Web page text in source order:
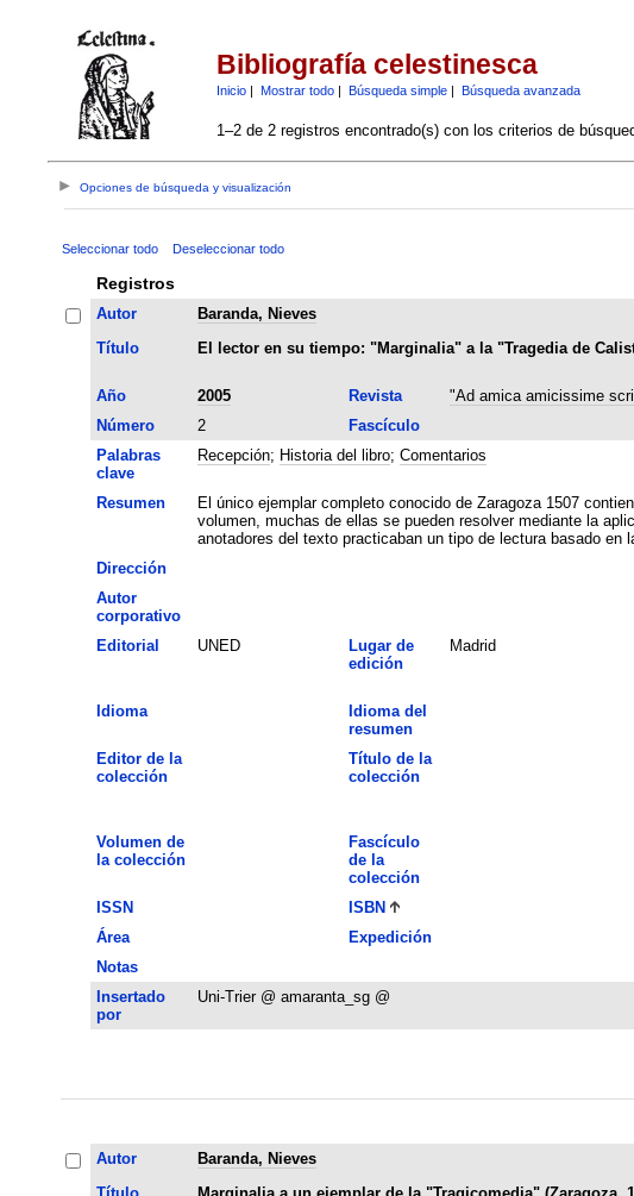
Bibliografía celestinesca
Inicio| Mostrar todo| Búsqueda simple| Búsqueda avanzada
1–2 de 2 registros encontrado(s) con los criterios de
Opciones de búsqueda y visualización
Seleccionar todo Deseleccionar todo
Registros
Autor
Baranda, Nieves
Título
El lector en su tiempo: "Marginalia" a la "Tragedia de
Año
2005 Revista "Ad amica amicissime
Número
2 Fascículo
Palabras
clave
Recepción; Historia del libro; Comentarios
Resumen
El único ejemplar completo conocido de Zaragoza 1507
volumen, muchas de ellas se pueden resolver mediante la
anotadores del texto practicaban un tipo de lectura basado en
Dirección
Autor
corporativo
Editorial UNED
Lugar de
edición
Madrid
Idioma
Idioma del
resumen
Editor de la
colección
Título de la
colección
Volumen de
la colección
Fascículo
de la
colección
ISSN ISBN
Área
Expedición
Notas
Insertado
por
Uni-Trier @ amaranta_sg @
Autor
Baranda, Nieves